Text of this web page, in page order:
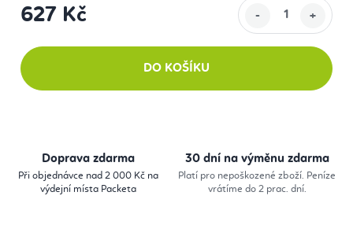
627 Kč
DO KOŠÍKU
Doprava zdarma
Při objednávce nad 2 000 Kč na
výdejní místa Packeta
30 dní na výměnu zdarma
Platí pro nepoškozené zboží. Peníze
vrátíme do 2 prac. dní.